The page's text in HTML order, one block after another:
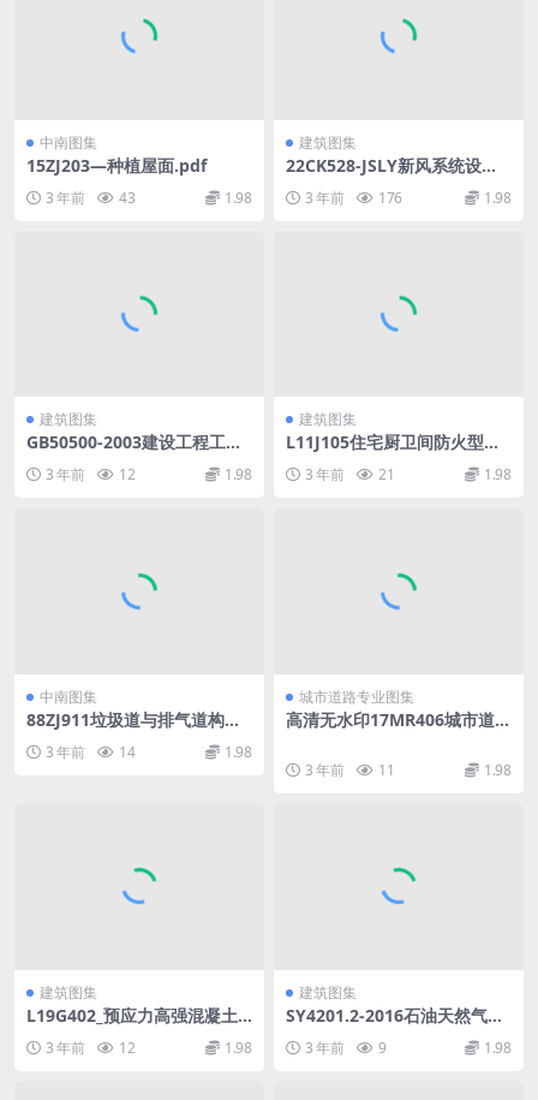
中南图集
15ZJ203—种植屋面.pdf
3 年前 43 1.98
建筑图集
22CK528-JSLY新风系统设备
3 年前 176 1.98
建筑图集
GB50500-2003建设工程工程
量清单计价规范带附录完整版.
pdf3 年前 12 1.98
建筑图集
L11J105住宅厨卫间防火型排
3 年前 21 1.98
中南图集
88ZJ911垃圾道与排气道构造.
3 年前 14 1.98
城市道路专业图集
高清无水印17MR406城市道
肩式)图集.pdf
3 年前 11 1.98
建筑图集
L19G402_预应力高强混凝土
3 年前 12 1.98
建筑图集
SY4201.2-2016石油天然气建
安装工程第2部分塔类.pdf
3 年前 9 1.98